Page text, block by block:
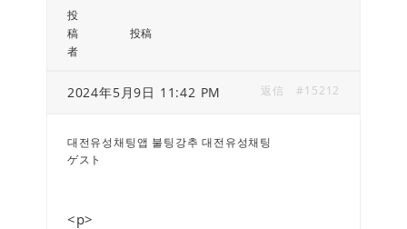
投
稿
者
投稿
2024年5月9日 11:42 PM #15212
返信
대전유성채팅앱 불팅강추 대전유성채팅
ゲスト
<p>